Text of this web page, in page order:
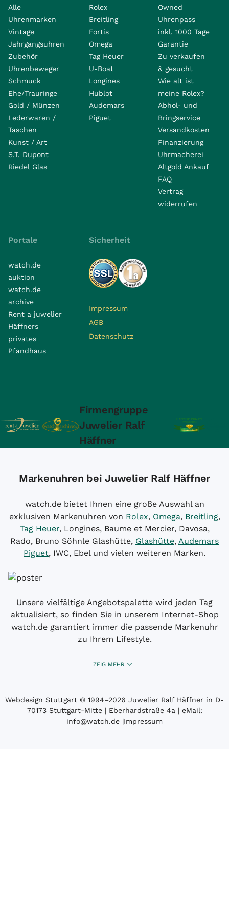
Alle
Uhrenmarken
Vintage
Jahrgangsuhren
Zubehör
Uhrenbeweger
Schmuck
Ehe/Trauringe
Gold / Münzen
Lederwaren /
Taschen
Kunst / Art
S.T. Dupont
Riedel Glas
Rolex
Breitling
Fortis
Omega
Tag Heuer
U-Boat
Longines
Hublot
Audemars
Piguet
Owned
Uhrenpass
inkl. 1000 Tage
Garantie
Zu verkaufen
& gesucht
Wie alt ist
meine Rolex?
Abhol- und
Bringservice
Versandkosten
Finanzierung
Uhrmacherei
Altgold Ankauf
FAQ
Vertrag
widerrufen
Portale
watch.de
auktion
watch.de
archive
Rent a juwelier
Häffners
privates
Pfandhaus
Sicherheit
Impressum
AGB
Datenschutz
Firmengruppe
Juwelier Ralf
Häffner
Markenuhren bei Juwelier Ralf Häffner
watch.de bietet Ihnen eine große Auswahl an
exklusiven Markenuhren von Rolex, Omega, Breitling,
Tag Heuer, Longines, Baume et Mercier, Davosa,
Rado, Bruno Söhnle Glashütte, Glashütte, Audemars
Piguet, IWC, Ebel und vielen weiteren Marken.
Unsere vielfältige Angebotspalette wird jeden Tag
aktualisiert, so finden Sie in unserem Internet-Shop
watch.de garantiert immer die passende Markenuhr
zu Ihrem Lifestyle.
ZEIG MEHR
Webdesign Stuttgart © 1994­–2026 Juwelier Ralf Häffner in D-
70173 Stuttgart-Mitte | Eberhardstraße 4a | eMail:
info@watch.de |Impressum